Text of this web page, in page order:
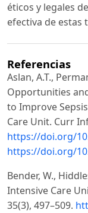
éticos y legales
efectiva de estas
Referencias
Aslan, A.T.,
Opportunities
to Improve
Care Unit. Curr
https://doi.org/
https://doi.org/
Bender, W.,
Intensive Care
35(3), 497–509.